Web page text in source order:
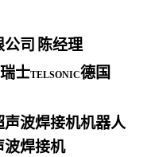
司 陈经理
瑞士TELSONIC德国
波焊接机机器人
波焊接机